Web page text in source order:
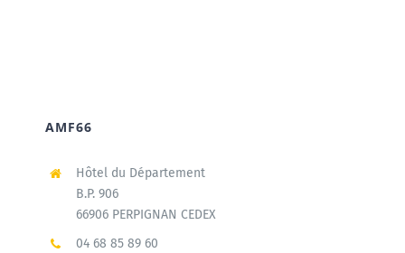
AMF66
Hôtel du Département
B.P. 906
66906 PERPIGNAN CEDEX
04 68 85 89 60